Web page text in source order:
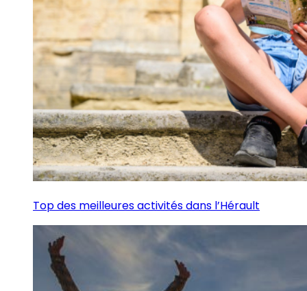
Top des meilleures activités dans l’Hérault